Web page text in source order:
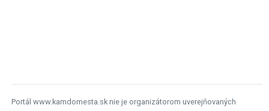
Portál www.kamdomesta.sk nie je organizátorom uverejňovaných